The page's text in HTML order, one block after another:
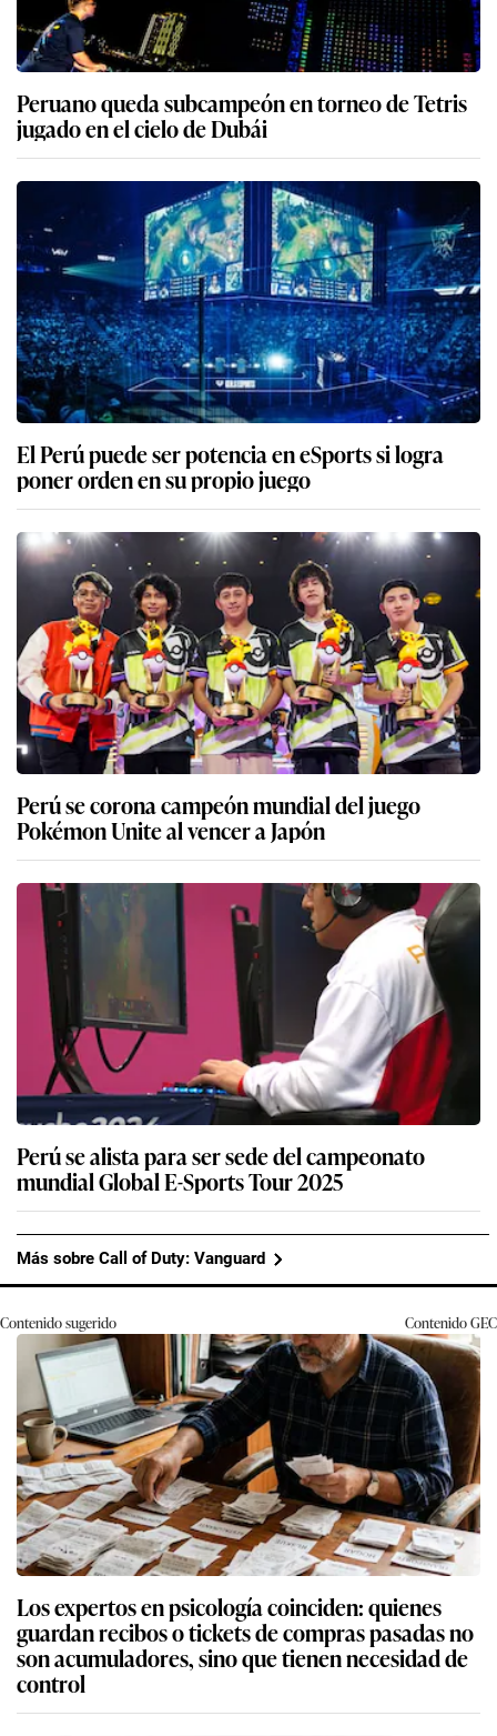
Peruano queda subcampeón en torneo de Tetris
jugado en el cielo de Dubái
El Perú puede ser potencia en eSports si logra
poner orden en su propio juego
Perú se corona campeón mundial del juego
Pokémon Unite al vencer a Japón
Perú se alista para ser sede del campeonato
mundial Global E-Sports Tour 2025
Más sobre Call of Duty: Vanguard
Contenido sugerido ContenidoGEC
Los expertos en psicología coinciden: quienes
guardan recibos o tickets de compras pasadas no
son acumuladores, sino que tienen necesidad de
control